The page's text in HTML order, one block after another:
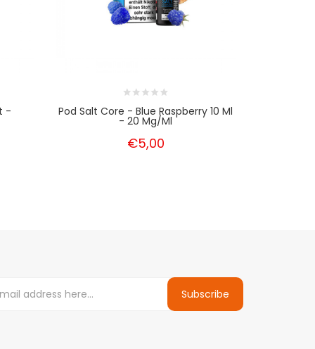
- Pod Salt Core - Blue Raspberry 10 Ml
- 20 Mg/ml
€5,00
Subscribe